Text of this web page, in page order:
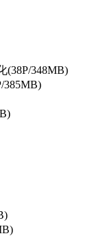
(38P/348MB)
385MB)